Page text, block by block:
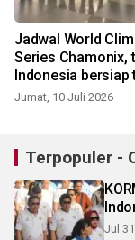
Jadwal World
Series Chamonix,
Indonesia bersiap
Jumat, 10 Juli 2026
Terpopuler -
Jul